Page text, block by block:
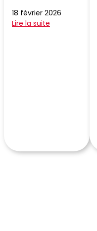
18 février 2026
Lire la suite